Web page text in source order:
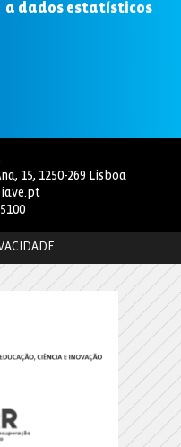
a dados estatísticos
15, 1250-269 Lisboa